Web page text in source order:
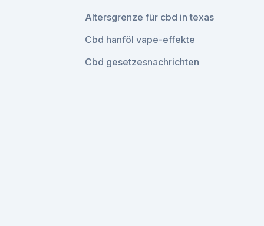
Altersgrenze für cbd in texas
Cbd hanföl vape-effekte
Cbd gesetzesnachrichten